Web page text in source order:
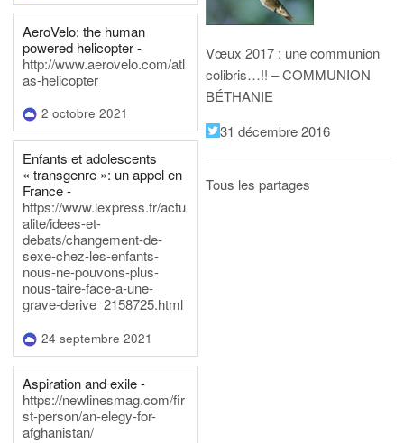
AeroVelo: the human
powered helicopter -
http://www.aerovelo.com/atl
as-helicopter
2 octobre 2021
Enfants et adolescents
« transgenre »: un appel en
France -
https://www.lexpress.fr/actu
alite/idees-et-
debats/changement-de-
sexe-chez-les-enfants-
nous-ne-pouvons-plus-
nous-taire-face-a-une-
grave-derive_2158725.html
24 septembre 2021
Aspiration and exile -
https://newlinesmag.com/fir
st-person/an-elegy-for-
afghanistan/
Vœux 2017 : une communion
colibris…!! – COMMUNION
BÉTHANIE
31 décembre 2016
Tous les partages